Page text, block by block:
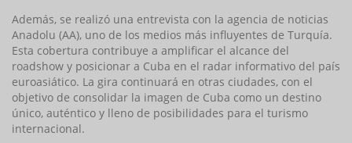
Además, se realizó una entrevista con la agencia de noticias
Anadolu (AA), uno de los medios más influyentes de Turquía.
Esta cobertura contribuye a amplificar el alcance del
roadshow y posicionar a Cuba en el radar informativo del país
euroasiático. La gira continuará en otras ciudades, con el
objetivo de consolidar la imagen de Cuba como un destino
único, auténtico y lleno de posibilidades para el turismo
internacional.